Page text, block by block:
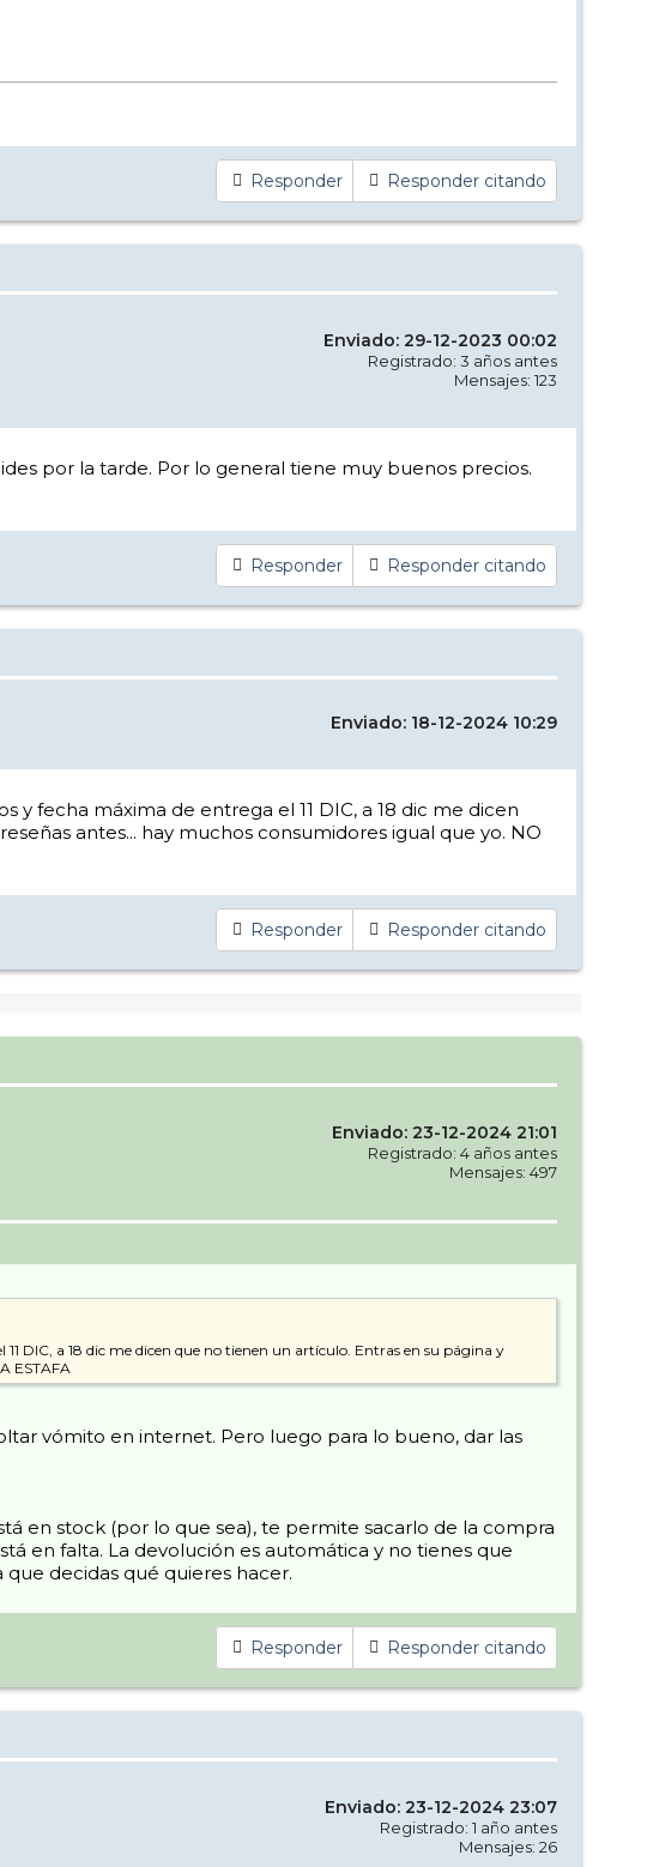
Responder Responder citando
Enviado: 29-12-2023 00:02
Registrado: 3 años antes
Mensajes: 123
por la tarde. Por lo general tiene muy buenos precios.
Responder Responder citando
Enviado: 18-12-2024 10:29
fecha máxima de entrega el 11 DIC, a 18 dic me dicen
antes... hay muchos consumidores igual que yo. NO
Responder Responder citando
Enviado: 23-12-2024 21:01
Registrado: 4 años antes
Mensajes: 497
DIC, a 18 dic me dicen que no tienen un artículo. Entras en su página y
ESTAFA
vómito en internet. Pero luego para lo bueno, dar las
en stock (por lo que sea), te permite sacarlo de la compra
en falta. La devolución es automática y no tienes que
decidas qué quieres hacer.
Responder Responder citando
Enviado: 23-12-2024 23:07
Registrado: 1 año antes
Mensajes: 26